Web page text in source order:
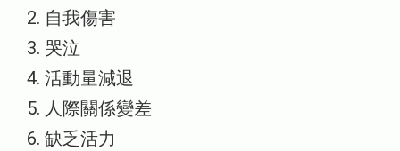
2. 自我傷害
3. 哭泣
4. 活動量減退
5. 人際關係變差
6. 缺乏活力